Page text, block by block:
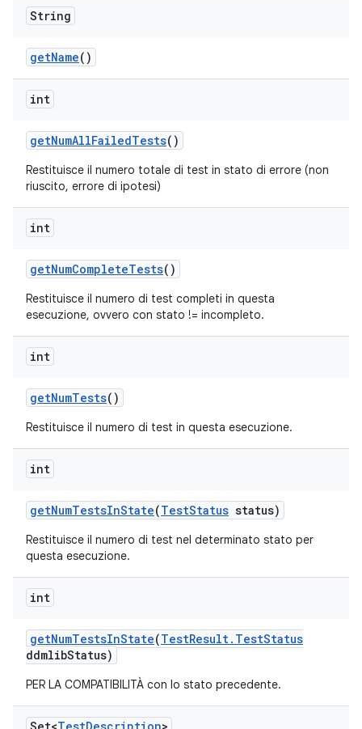
String
getName()
int
getNumAllFailedTests()
Restituisce il numero totale di test in stato di errore (non
riuscito, errore di ipotesi)
int
getNumCompleteTests()
Restituisce il numero di test completi in questa
esecuzione, ovvero con stato != incompleto.
int
getNumTests()
Restituisce il numero di test in questa esecuzione.
int
getNumTestsInState(TestStatus status)
Restituisce il numero di test nel determinato stato per
questa esecuzione.
int
getNumTestsInState(TestResult. TestStatus
ddmlibStatus)
PER LA COMPATIBILITÀ con lo stato precedente.